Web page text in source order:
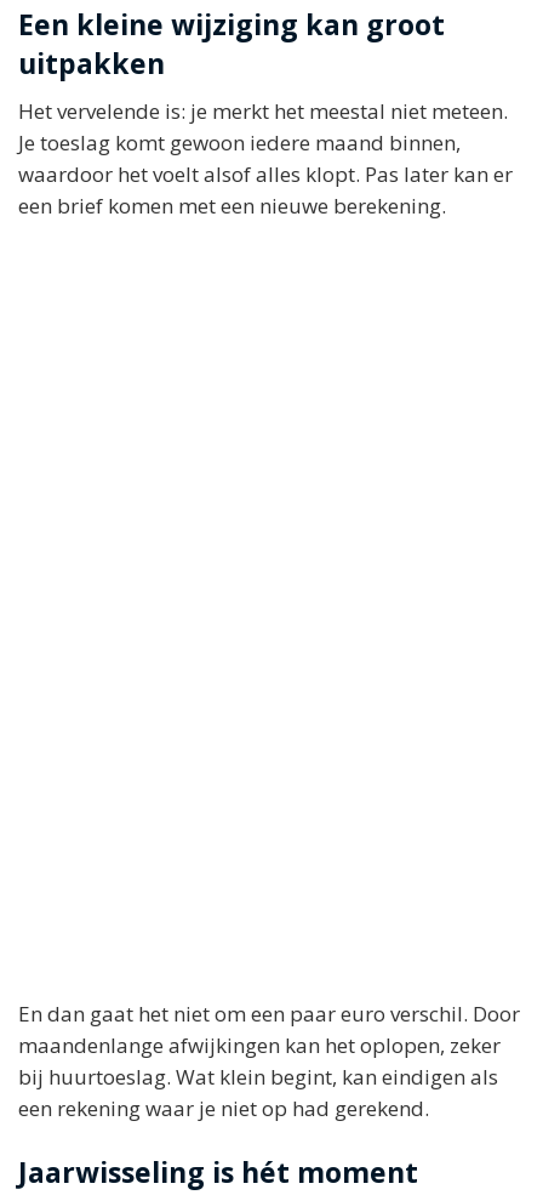
Een kleine wijziging kan groot
uitpakken
Het vervelende is: je merkt het meestal niet meteen.
Je toeslag komt gewoon iedere maand binnen,
waardoor het voelt alsof alles klopt. Pas later kan er
een brief komen met een nieuwe berekening.
En dan gaat het niet om een paar euro verschil. Door
maandenlange afwijkingen kan het oplopen, zeker
bij huurtoeslag. Wat klein begint, kan eindigen als
een rekening waar je niet op had gerekend.
Jaarwisseling is hét moment